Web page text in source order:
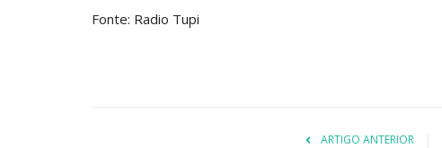
Fonte: Radio Tupi
ARTIGO ANTERIOR